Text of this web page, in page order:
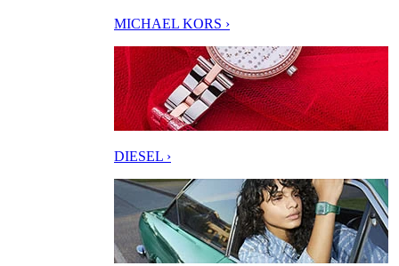
MICHAEL KORS ›
DIESEL ›